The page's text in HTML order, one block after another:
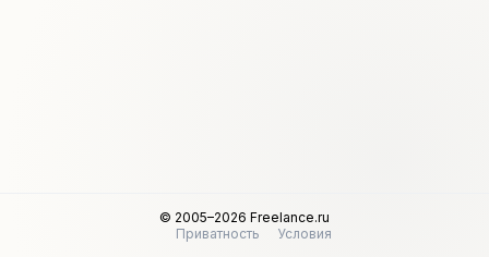
© 2005–2026 Freelance.ru
Приватность
Условия